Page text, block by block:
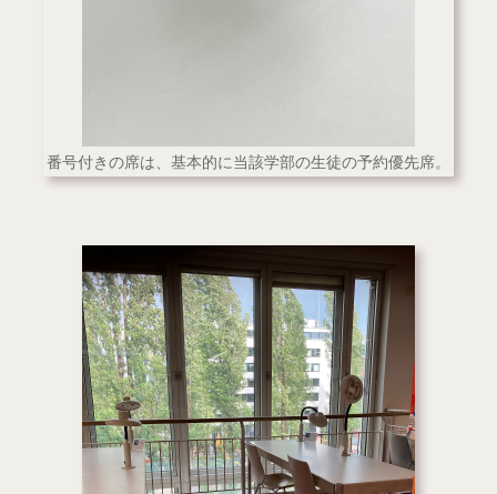
番号付きの席は、基本的に当該学部の生徒の予約優先席。